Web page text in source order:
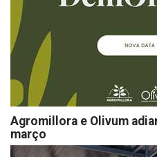
Agromillora e Olivum
março